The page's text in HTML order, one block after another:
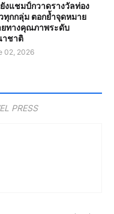
งแชมป์กวาดรางวัลท่อง
ทุกกลุ่ม ตอกย้ำจุดหมาย
ทางคุณภาพระดับ
ชาติ
02, 2026
PRESS